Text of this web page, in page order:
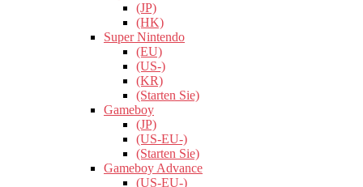
(JP)
(HK)
Super Nintendo
(EU)
(US-)
(KR)
(Starten Sie)
Gameboy
(JP)
(US-EU-)
(Starten Sie)
Gameboy Advance
(US-EU-)